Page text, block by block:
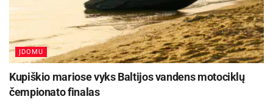
ĮDOMU
Kupiškio mariose vyks Baltijos vandens motociklų
čempionato finalas